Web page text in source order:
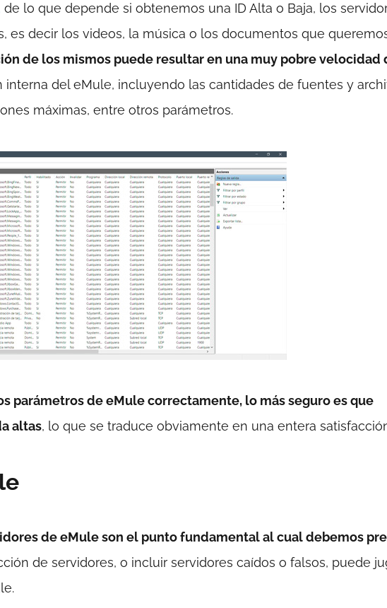
de lo que depende si obtenemos una ID Alta o Baja, los
es decir los videos, la música o los documentos que
de los mismos puede resultar en una muy pobre velocidad
del eMule, incluyendo las cantidades de fuentes y
máximas, entre otros parámetros.
parámetros de eMule correctamente, lo más seguro es que
altas, lo que se traduce obviamente en una entera
de eMule son el punto fundamental al cual debemos
de servidores, o incluir servidores caídos o falsos, puede